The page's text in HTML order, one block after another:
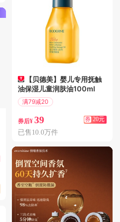
【贝德美】婴儿专用抚触
油保湿儿童润肤油100ml
满79减20
券后¥ 39 券 20元
已售10.0万件